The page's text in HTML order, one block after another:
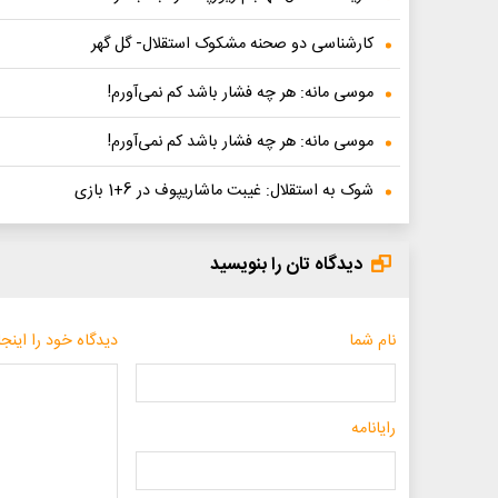
کارشناسی دو صحنه مشکوک استقلال- گل گهر
موسی مانه: هر چه فشار باشد کم نمی‌آورم!
موسی مانه: هر چه فشار باشد کم نمی‌آورم!
شوک به استقلال: غیبت ماشاریپوف در 6+1 بازی
دیدگاه تان را بنویسید
نام شما
رایانامه
دیدگاه خود را